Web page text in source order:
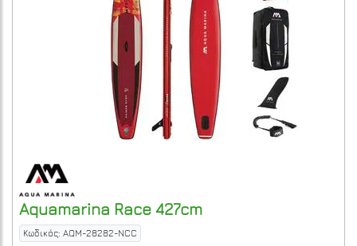
Aquamarina Race 427cm
Κωδικός: AQM-28282-NCC